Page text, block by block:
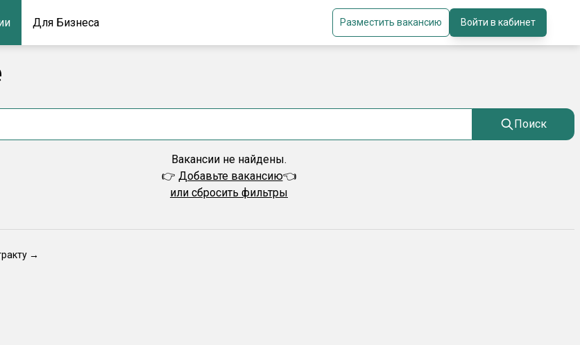
Для Бизнеса Разместить вакансию Войти в кабинет
Поиск
Вакансии не найдены.
👉 Добавьте вакансию👈
или сбросить фильтры
→